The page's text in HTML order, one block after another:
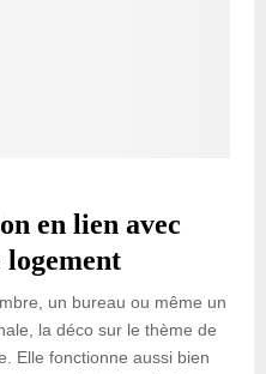
en lien avec
logement
un bureau ou même un
la déco sur le thème de
Elle fonctionne aussi bien